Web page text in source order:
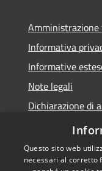
Informativa
Informative
Note legali
Dichiarazione di
Obbiettivi di
Questo sito web
necessari al corretto